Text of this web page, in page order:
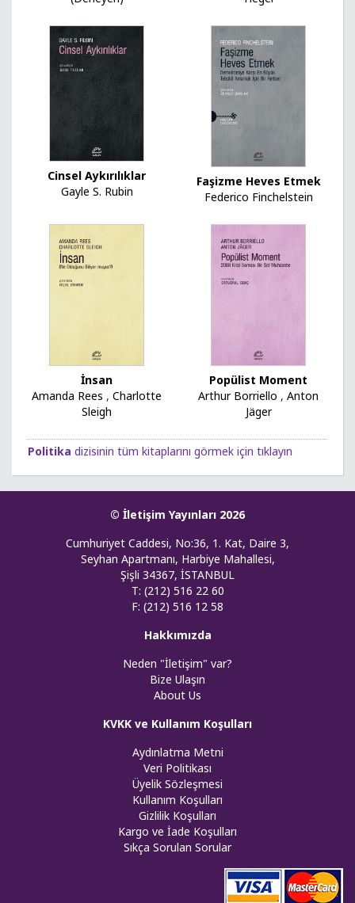
Cinsel Aykırılıklar
Gayle S. Rubin
Faşizme Heves Etmek
Federico Finchelstein
İnsan
Amanda Rees , Charlotte
Sleigh
Popülist Moment
Arthur Borriello , Anton
Jäger
Politika dizisinin tüm kitaplarını görmek için tıklayın
© İletişim Yayınları 2026
Cumhuriyet Caddesi, No:36, 1. Kat, Daire 3,
Seyhan Apartmanı, Harbiye Mahallesi,
Şişli 34367, İSTANBUL
T: (212) 516 22 60
F: (212) 516 12 58
Hakkımızda
Neden "İletişim" var?
Bize Ulaşın
About Us
KVKK ve Kullanım Koşulları
Aydınlatma Metni
Veri Politikası
Üyelik Sözleşmesi
Kullanım Koşulları
Gizlilik Koşulları
Kargo ve İade Koşulları
Sıkça Sorulan Sorular